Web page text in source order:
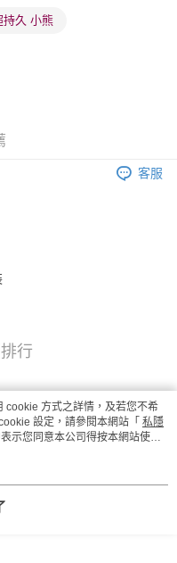
運費
2-5個工作天到店，3天內
2-5個工作天到店，3天內
持久 小熊
客服
行
cookie 方式之詳情，及若您不希
設定，請參閱本網站「 私隱
示您同意本公司得按本網站使用